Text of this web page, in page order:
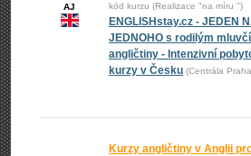
AJ kód kurzu (Realizace "na míru ")
ENGLISHstay.cz - JEDEN
JEDNOHO s rodilým
angličtiny - Intenzivní
kurzy v Česku (Centrála
Kurzy angličtiny v Anglii